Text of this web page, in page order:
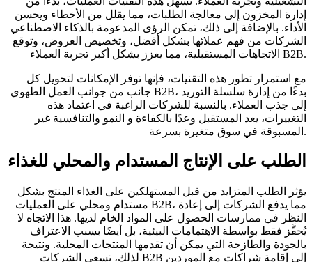
إدارة المخزون إلى معالجة الطلبات، مما يقلل من الأخطاء ويحسن
الأداء. بالإضافة إلى ذلك، تمكن الرؤى المدعومة بالذكاء الاصطناعي
الشركات من فهم عملائها بشكل أفضل، وتخصيص العروض، وتوقع
الاتجاهات المستقبلية، مما يعزز بشكل أكبر تجربة العملاء B2B.
مع استمرار تطور هذه التقنيات، فإنها توفر الإمكانات لتحويل كل
جانب من جوانب العمل الطهوي B2B، بدءًا من إدارة سلسلة التوريد
إلى جذب العملاء. بالنسبة للشركات الراغبة في اعتماد هذه
التغييرات، يعد المستقبل وعدًا بالكفاءة و النمو والتنافسية غير
المسبوقة في سوق متغيرة بسرعة.
الطلب على الإنتاج المستدام والمحلي للغذاء
يؤثر الطلب المتزايد من قبل المستهلكين على الغذاء المنتج بشكل
مستدام ومحلي على العمليات B2B، مما يدفع الشركات إلى إعادة
النظر في ممارسات الحصول على المواد الخام لديها. هذا الاتجاه لا
يُحفَّز فقط بواسطة الاهتمامات البيئية، بل أيضًا بسبب الاعتراف
بالجودة والطازجة التي يمكن أن تقدمها المنتجات المحلية. ونتيجة
لذلك، تسعى الشركات B2B إلى إقامة شراكات مع الموردين